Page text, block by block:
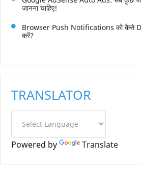
जानना चाहिए!
Browser Push Notifications को कैसे
करें?
TRANSLATOR
Powered by Translate